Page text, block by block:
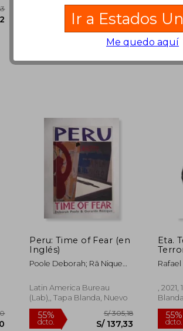
55%
dcto.
Peru: Time of Fear (en
Inglés)
Poole Deborah; Rã Nique
Latin America Bureau
(Lab),, Tapa Blanda, Nuevo
Eta.
Rafael
Diego
,
Ir a Estados
Me quedo aquí